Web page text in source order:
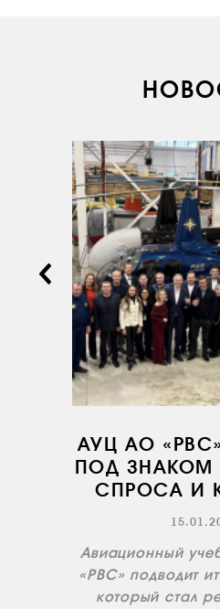
О КОМПАНИИ
ВАКАНСИИ
ДОКУМЕНТЫ
ВНУТРЕННИЕ
СОУТ
ДОКУМЕНТЫ
КОМПАНИИ
СЕРВИС
ИНФРАСТРУКТУРА
ОБУЧЕНИЕ
ИНСТРУКТОРЫ
ПРОДАЖА АТИ
АУЦ АО
ПОД ЗНАКОМ
СПРОСА И
Авиационный
«РВС» подводит
который стал